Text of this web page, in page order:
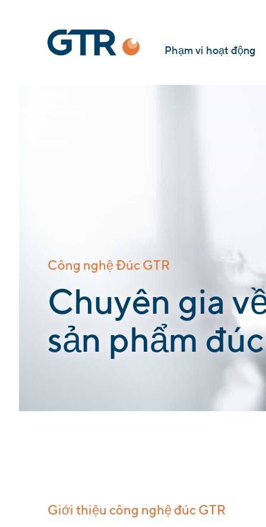
Phạm vi hoạt động
Công nghệ Đúc GTR
:
Chuyên gia
sản phẩm đúc
Giới thiệu công nghệ đúc GTR